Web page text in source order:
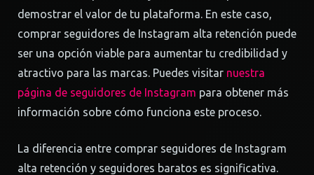
demostrar el valor de tu plataforma. En este caso,
comprar seguidores de Instagram alta retención puede
ser una opción viable para aumentar tu credibilidad y
atractivo para las marcas. Puedes visitar nuestra
página de seguidores de Instagram para obtener más
información sobre cómo funciona este proceso.
La diferencia entre comprar seguidores de Instagram
alta retención y seguidores baratos es significativa.